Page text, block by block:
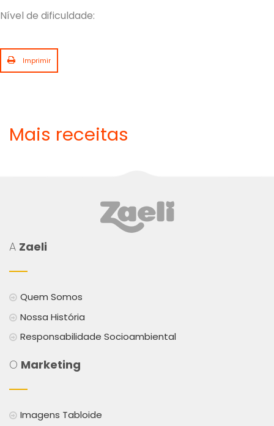
Nível de dificuldade:
Imprimir
Mais receitas
A Zaeli
Quem Somos
Nossa História
Responsabilidade Socioambiental
O Marketing
Imagens Tabloide